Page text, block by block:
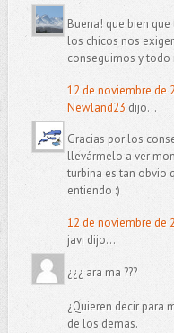
Buena! que bien
los chicos nos
conseguimos y todo
12 de noviembre de
Newland23 dijo...
Gracias por los
llevármelo a ver
turbina es tan obvio
entiendo :)
12 de noviembre de
javi dijo...
¿¿¿ ara ma ???
¿Quieren decir para
de los demas.